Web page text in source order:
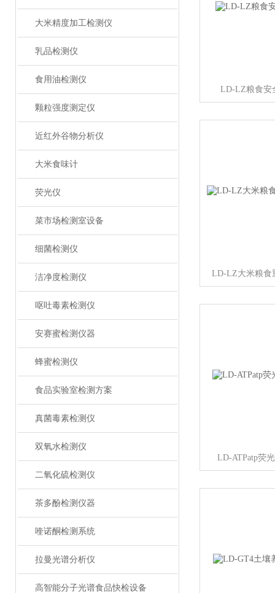
大米精度加工检测仪
乳品检测仪
食用油检测仪
颗粒强度测定仪
近红外谷物分析仪
大米食味计
荧光仪
菜市场检测室设备
细菌检测仪
洁净度检测仪
呕吐毒素检测仪
安赛蜜检测仪器
蜂蜜检测仪
食品实验室检测方案
真菌毒素检测仪
双氧水检测仪
二氧化硫检测仪
茶多酚检测仪器
喹诺酮检测系统
拉曼光谱分析仪
高智能分子光谱食品快检设备
LD-LZ粮食安
LD-LZ大米粮食
LD-ATPatp荧